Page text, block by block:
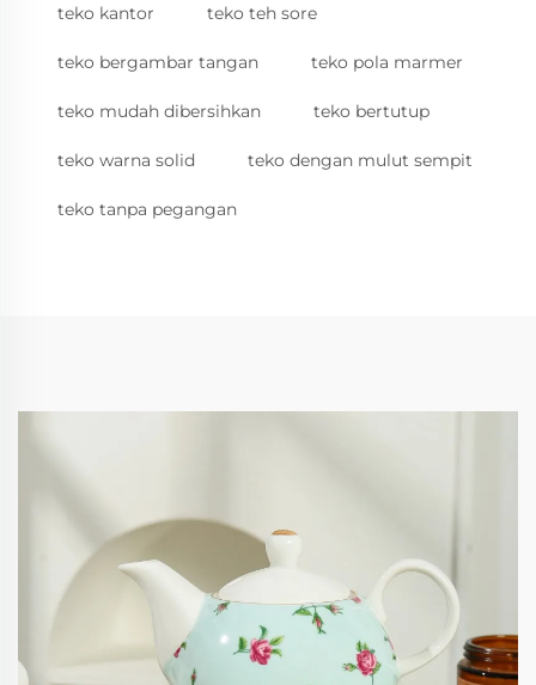
teko kantor teko teh sore
teko bergambar tangan teko pola marmer
teko mudah dibersihkan teko bertutup
teko warna solid teko dengan mulut sempit
teko tanpa pegangan